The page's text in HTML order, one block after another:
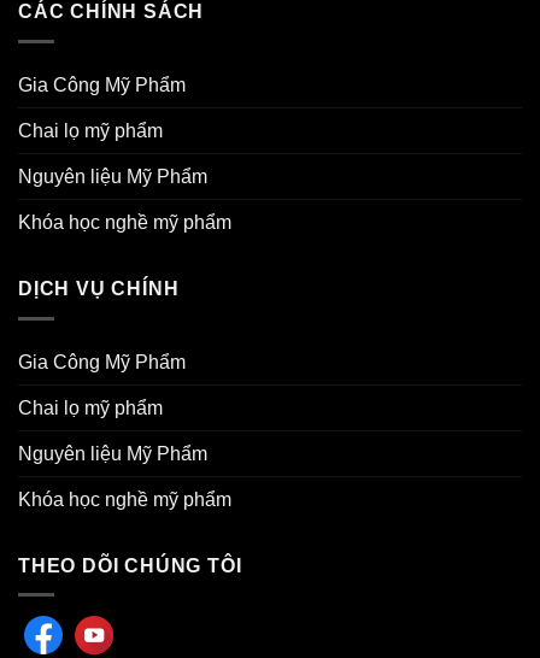
CÁC CHÍNH SÁCH
Gia Công Mỹ Phẩm
Chai lọ mỹ phẩm
Nguyên liệu Mỹ Phẩm
Khóa học nghề mỹ phẩm
DỊCH VỤ CHÍNH
Gia Công Mỹ Phẩm
Chai lọ mỹ phẩm
Nguyên liệu Mỹ Phẩm
Khóa học nghề mỹ phẩm
THEO DÕI CHÚNG TÔI